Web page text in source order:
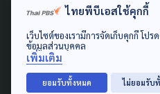
Podcast
Active Talk
© 2020 องค์การกระจายเสี
ไทยพีบีเอสใช้คุกกี้
เว็บไซต์ของเรามีการจัดเก็บคุกกี้ โป
ข้อมูลส่วนบุคคล
เพิ่มเติม
ยอมรับทั้งหมด ไม่ยอมรับ